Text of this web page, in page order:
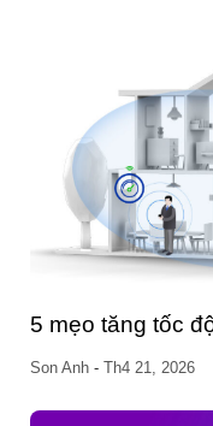
Cách tải video